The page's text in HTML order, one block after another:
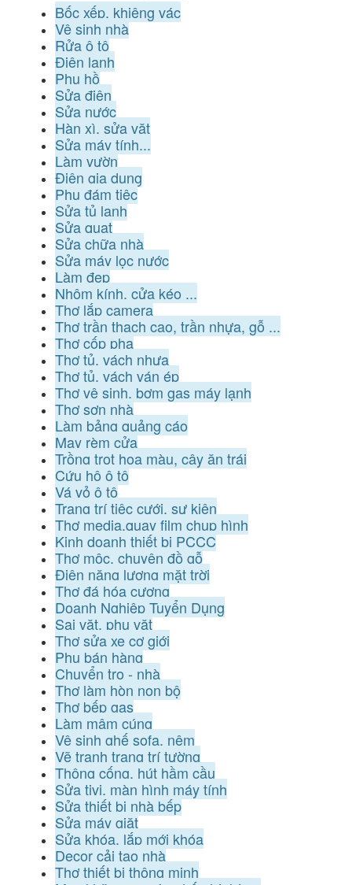
Bốc xếp, khiêng vác
Vệ sinh nhà
Rửa ô tô
Điện lạnh
Phụ hồ
Sửa điện
Sửa nước
Hàn xì, sửa vặt
Sửa máy tính...
Làm vườn
Điện gia dụng
Phụ đám tiệc
Sửa tủ lạnh
Sửa quạt
Sửa chữa nhà
Sửa máy lọc nước
Làm đẹp
Nhôm kính, cửa kéo ...
Thợ lắp camera
Thợ trần thạch cao, trần nhựa, gỗ ...
Thợ cốp pha
Thợ tủ, vách nhựa
Thợ tủ, vách ván ép
Thợ vệ sinh, bơm gas máy lạnh
Thợ sơn nhà
Làm bảng quảng cáo
May rèm cửa
Trồng trọt hoa màu, cây ăn trái
Cứu hộ ô tô
Vá vỏ ô tô
Trang trí tiệc cưới, sự kiện
Thợ media,quay film chụp hình
Kinh doanh thiết bị PCCC
Thợ mộc, chuyên đồ gỗ
Điện năng lượng mặt trời
Thợ đá hóa cương
Doanh Nghiệp Tuyển Dụng
Sai vặt, phụ vặt
Thợ sửa xe cơ giới
Phụ bán hàng
Chuyển trọ - nhà
Thợ làm hòn non bộ
Thợ bếp gas
Làm mâm cúng
Vệ sinh ghế sofa, nệm
Vẽ tranh trang trí tường
Thông cống, hút hầm cầu
Sửa tivi, màn hình máy tính
Sửa thiết bị nhà bếp
Sửa máy giặt
Sửa khóa, lắp mới khóa
Decor cải tạo nhà
Thợ thiết bị thông minh